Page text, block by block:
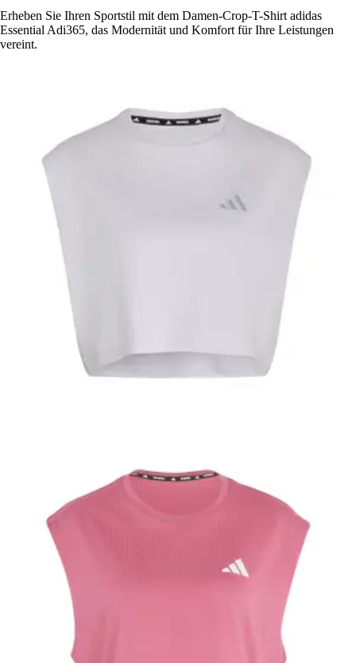
Erheben Sie Ihren Sportstil mit dem Damen-Crop-T-Shirt adidas
Essential Adi365, das Modernität und Komfort für Ihre Leistungen
vereint.